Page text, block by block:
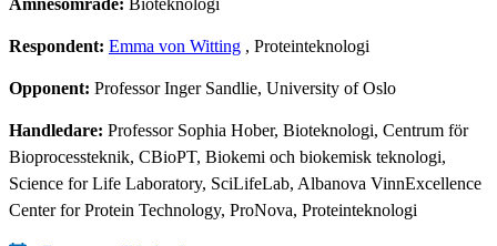
Respondent: Emma von Witting , Proteinteknologi
Opponent: Professor Inger Sandlie, University of Oslo
Handledare: Professor Sophia Hober, Bioteknologi, Centrum för
Bioprocessteknik, CBioPT, Biokemi och biokemisk teknologi,
Science for Life Laboratory, SciLifeLab, Albanova VinnExcellence
Center for Protein Technology, ProNova, Proteinteknologi